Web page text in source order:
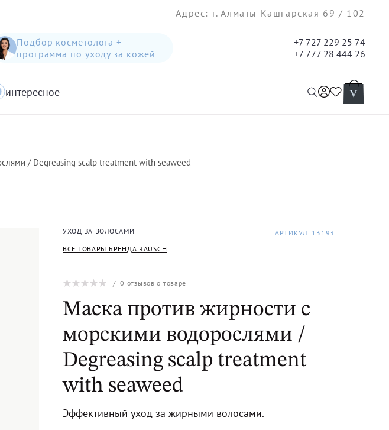
Адрес: г. Алматы Кашгарская 69 / 102
Подбор косметолога +
программа по уходу за кожей
+7 727 229 25 74
+7 777 28 444 26
интересное
/ Degreasing scalp treatment with seaweed
УХОД ЗА ВОЛОСАМИ
ВСЕ ТОВАРЫ БРЕНДА RAUSCH
АРТИКУЛ: 13193
/0 отзывов о товаре
Маска против жирности с
морскими водорослями /
Degreasing scalp treatment
with seaweed
Эффективный уход за жирными волосами.